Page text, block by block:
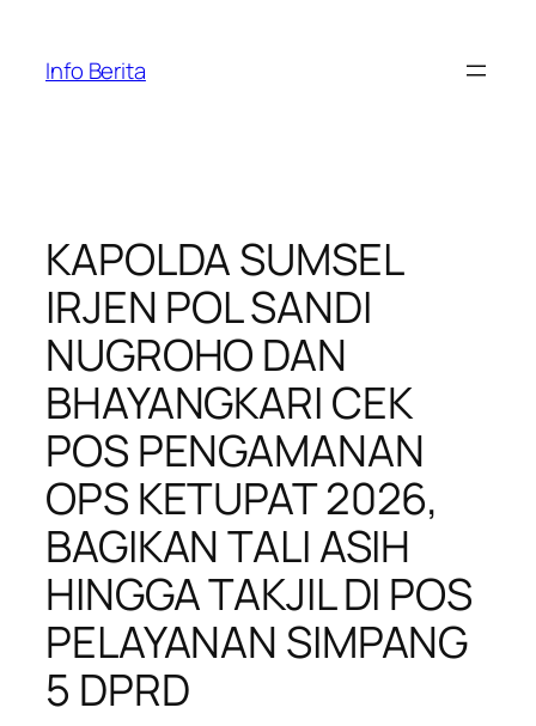
content
Info Berita
KAPOLDA SUMSEL
IRJEN POL SANDI
NUGROHO DAN
BHAYANGKARI CEK
POS PENGAMANAN
OPS KETUPAT 2026,
BAGIKAN TALI ASIH
HINGGA TAKJIL DI POS
PELAYANAN SIMPANG
5 DPRD